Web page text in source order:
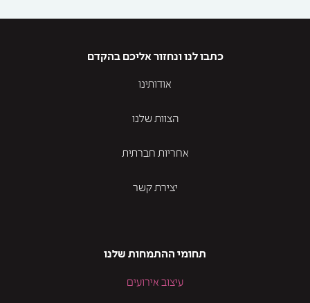
כתבו לנו ונחזור אליכם בהקדם
אודותינו
הצוות שלנו
אחריות חברתית
יצירת קשר
תחומי ההתמחות שלנו
עיצוב אירועים